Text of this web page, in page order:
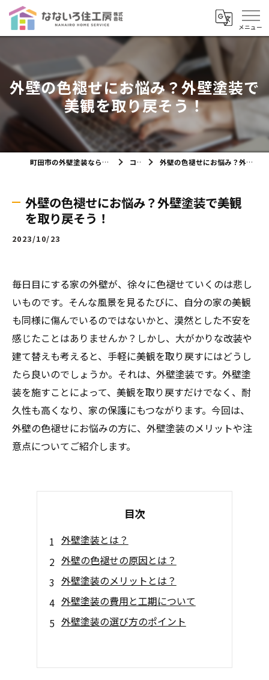
外壁の色褪せにお悩み？外壁塗装で
美観を取り戻そう！
町田市の外壁塗装ならなないろ住工房株式会社 コラム 外壁の色褪せにお悩み？外壁塗装で美観を取り戻そう！
外壁の色褪せにお悩み？外壁塗装で美観
を取り戻そう！
2023/10/23
毎日目にする家の外壁が、徐々に色褪せていくのは悲し
いものです。そんな風景を見るたびに、自分の家の美観
も同様に傷んでいるのではないかと、漠然とした不安を
感じたことはありませんか？しかし、大がかりな改装や
建て替えも考えると、手軽に美観を取り戻すにはどうし
たら良いのでしょうか。それは、外壁塗装です。外壁塗
装を施すことによって、美観を取り戻すだけでなく、耐
久性も高くなり、家の保護にもつながります。今回は、
外壁の色褪せにお悩みの方に、外壁塗装のメリットや注
意点についてご紹介します。
目次
外壁塗装とは？
外壁の色褪せの原因とは？
外壁塗装のメリットとは？
外壁塗装の費用と工期について
外壁塗装の選び方のポイント